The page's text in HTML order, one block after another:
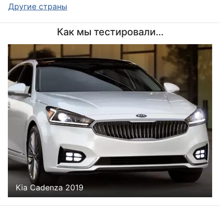
Другие страны
Как мы тестировали…
Kia Cadenza 2019